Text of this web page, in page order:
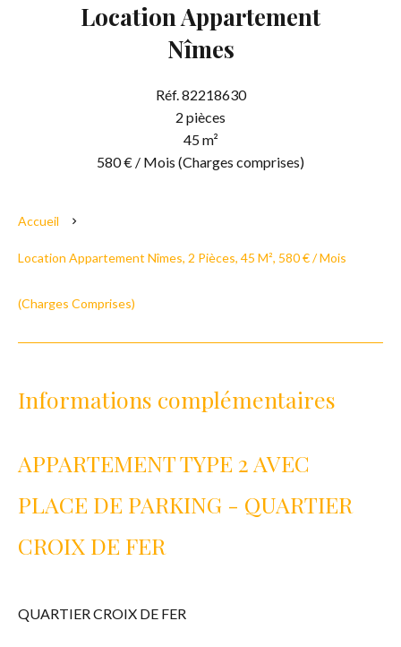
Location Appartement
Nîmes
Réf. 82218630
2 pièces
45 m²
580 € / Mois (Charges comprises)
Accueil
Location Appartement Nîmes, 2 Pièces, 45 M², 580 € / Mois
(Charges Comprises)
Informations complémentaires
APPARTEMENT TYPE 2 AVEC
PLACE DE PARKING - QUARTIER
CROIX DE FER
QUARTIER CROIX DE FER